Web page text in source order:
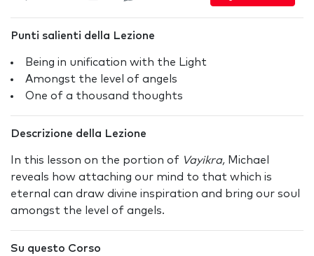
Punti salienti della Lezione
Being in unification with the Light
Amongst the level of angels
One of a thousand thoughts
Descrizione della Lezione
In this lesson on the portion of Vayikra, Michael
reveals how attaching our mind to that which is
eternal can draw divine inspiration and bring our soul
amongst the level of angels.
Su questo Corso